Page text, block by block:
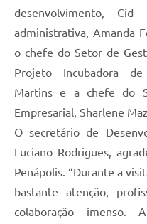
desenvolvimento,
administrativa, Amanda
o chefe do Setor de
Projeto Incubadora
Martins e a chefe do
Empresarial, Sharlene
O secretário de
Luciano Rodrigues,
Penápolis. “Durante a
bastante atenção,
colaboração